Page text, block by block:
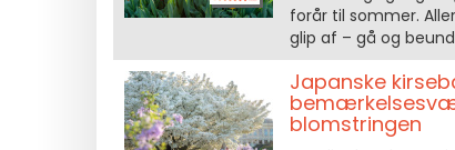
forår til sommer.
glip af – gå og
Japanske
blomstringen